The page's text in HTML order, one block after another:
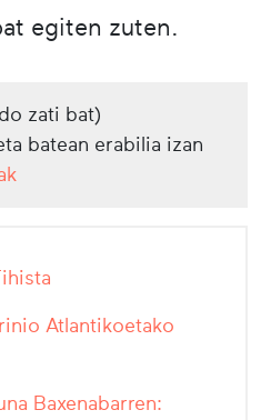
egiten zuten.
zati bat)
batean erabilia izan
Atlantikoetako
Baxenabarren: